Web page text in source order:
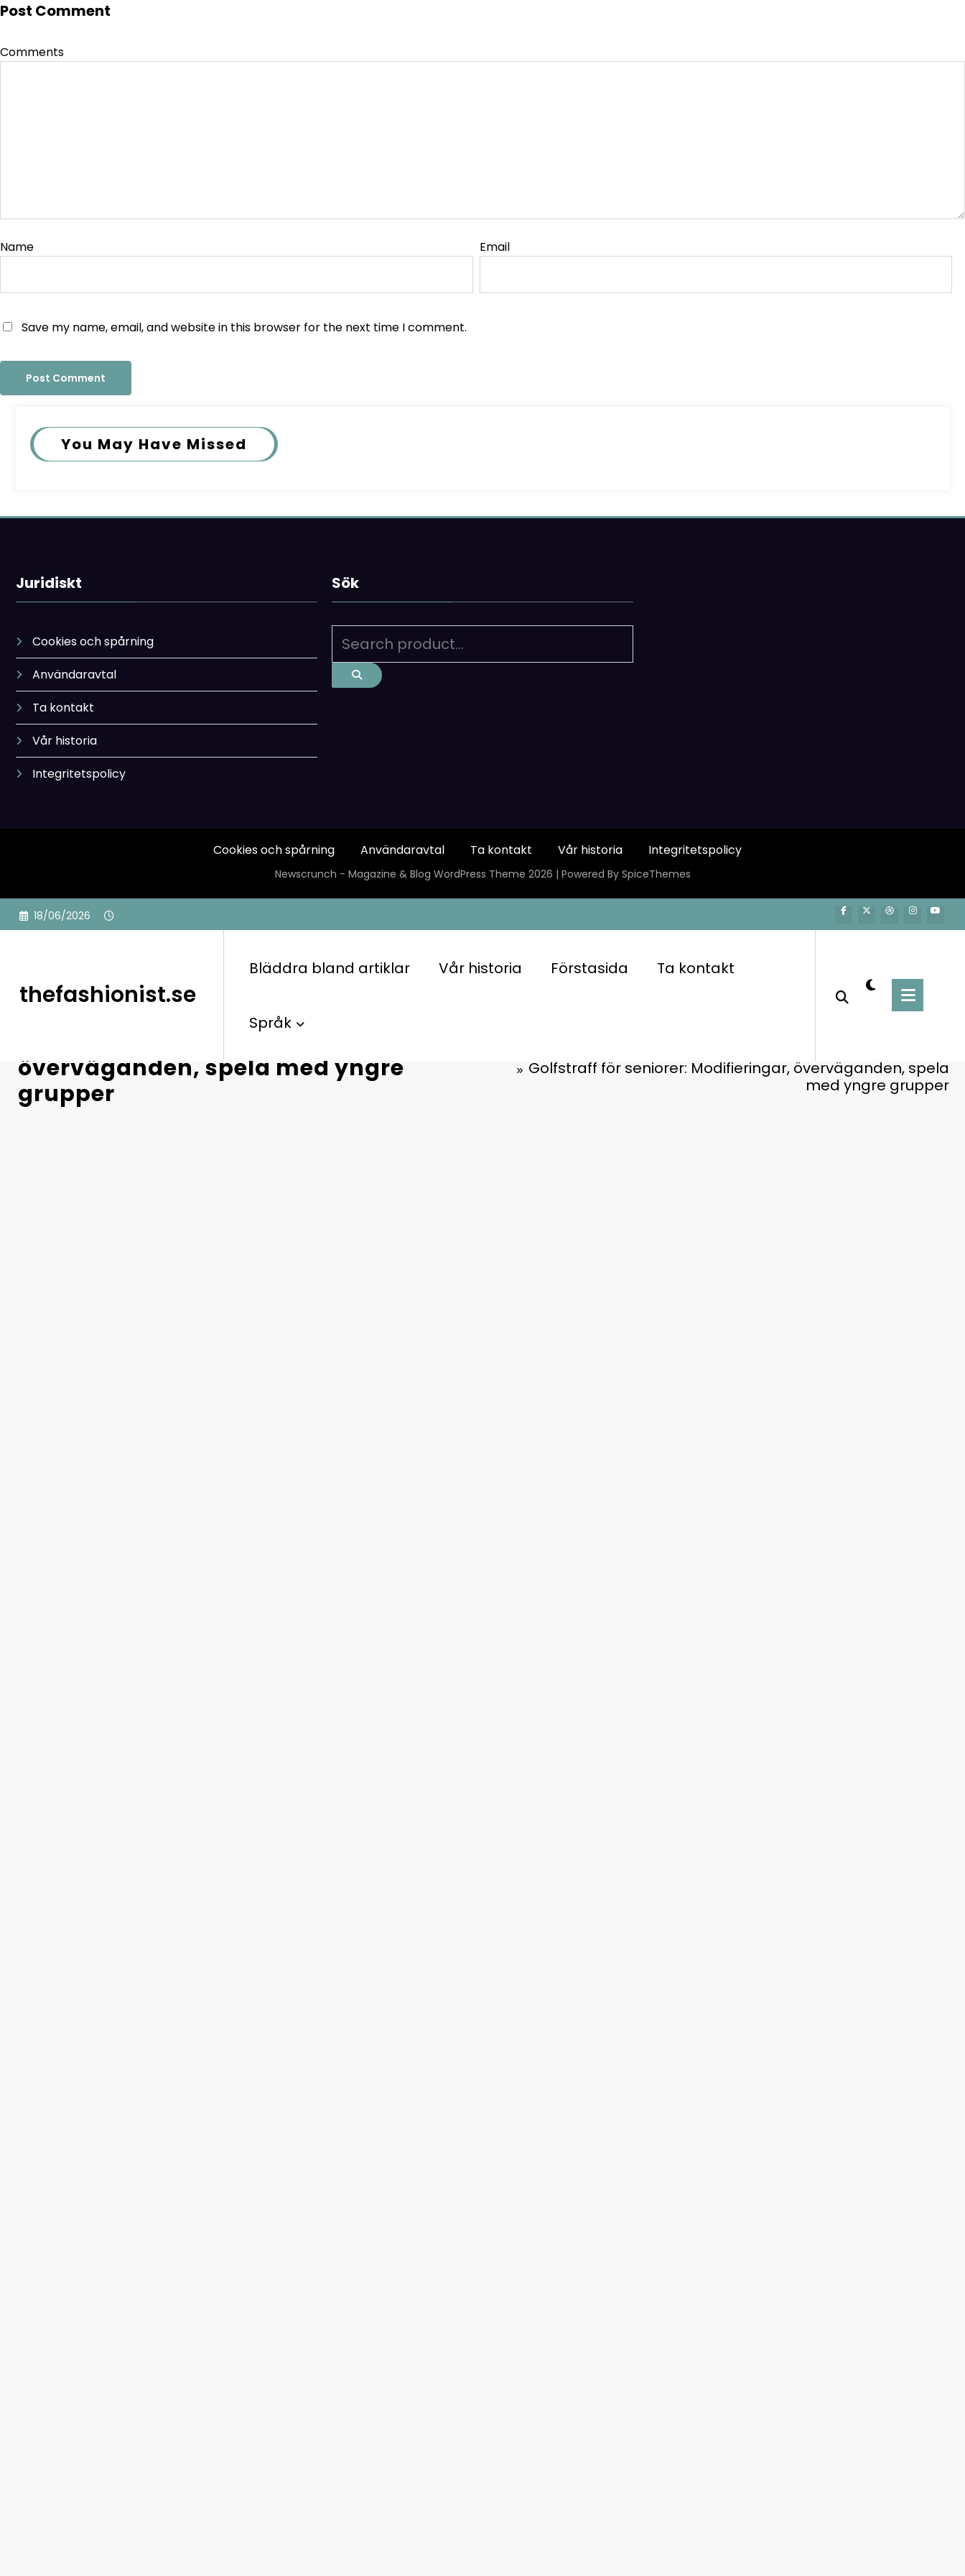
Post Comment
Comments
Name Email
Save my name, email, and website in this browser for the next time I comment.
You May Have Missed
Juridiskt
Cookies och spårning
Användaravtal
Ta kontakt
Vår historia
Integritetspolicy
Sök
Cookies och spårning Användaravtal Ta kontakt Vår historia Integritetspolicy
Newscrunch - Magazine & Blog WordPress Theme 2026 | Powered By SpiceThemes
Skip
18/06/2026
thefashionist.se
Bläddra bland artiklar Vår historia Förstasida Ta kontakt
Språk
överväganden, spela med yngre
grupper
Golfstraff för seniorer: Modifieringar, överväganden, spela
med yngre grupper